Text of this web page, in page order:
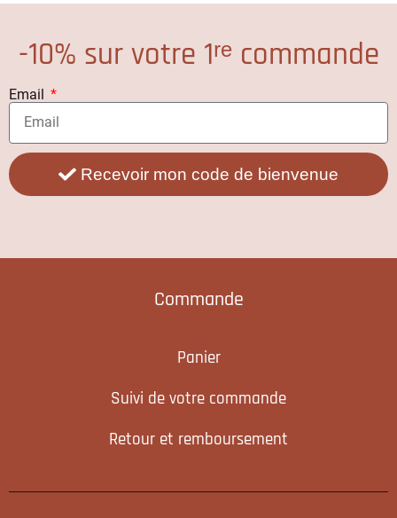
-10% sur votre 1ʳᵉ commande
Email
Recevoir mon code de bienvenue
Commande
Panier
Suivi de votre commande
Retour et remboursement